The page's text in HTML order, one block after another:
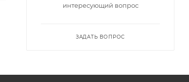
интересующий вопрос
ЗАДАТЬ ВОПРОС